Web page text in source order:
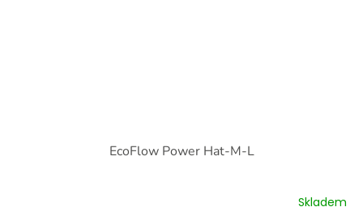
EcoFlow Power Hat-M-L
Skladem